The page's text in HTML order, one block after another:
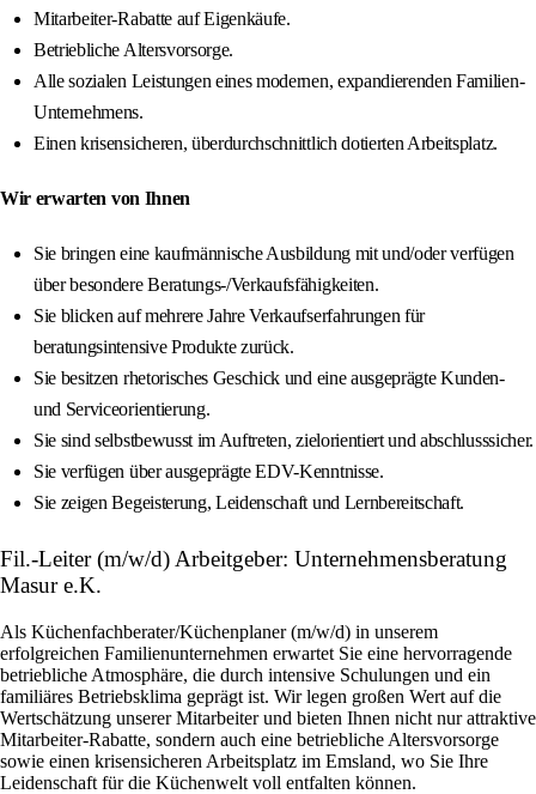
Mitarbeiter-Rabatte auf Eigenkäufe.
Betriebliche Altersvorsorge.
Alle sozialen Leistungen eines modernen, expandierenden Familien-
Unternehmens.
Einen krisensicheren, überdurchschnittlich dotierten Arbeitsplatz.
Wir erwarten von Ihnen
Sie bringen eine kaufmännische Ausbildung mit und/oder verfügen
über besondere Beratungs-/Verkaufsfähigkeiten.
Sie blicken auf mehrere Jahre Verkaufserfahrungen für
beratungsintensive Produkte zurück.
Sie besitzen rhetorisches Geschick und eine ausgeprägte Kunden-
und Serviceorientierung.
Sie sind selbstbewusst im Auftreten, zielorientiert und abschlusssicher.
Sie verfügen über ausgeprägte EDV-Kenntnisse.
Sie zeigen Begeisterung, Leidenschaft und Lernbereitschaft.
Fil.-Leiter (m/w/d) Arbeitgeber: Unternehmensberatung
Masur e.K.
Als Küchenfachberater/Küchenplaner (m/w/d) in unserem
erfolgreichen Familienunternehmen erwartet Sie eine hervorragende
betriebliche Atmosphäre, die durch intensive Schulungen und ein
familiäres Betriebsklima geprägt ist. Wir legen großen Wert auf die
Wertschätzung unserer Mitarbeiter und bieten Ihnen nicht nur attraktive
Mitarbeiter-Rabatte, sondern auch eine betriebliche Altersvorsorge
sowie einen krisensicheren Arbeitsplatz im Emsland, wo Sie Ihre
Leidenschaft für die Küchenwelt voll entfalten können.